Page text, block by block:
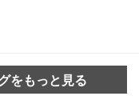
をもっと見る